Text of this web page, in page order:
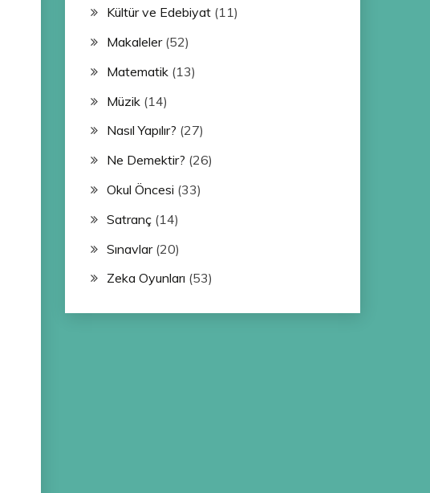
Kültür ve Edebiyat(11)
Makaleler(52)
Matematik(13)
Müzik(14)
Nasıl Yapılır? (27)
Ne Demektir? (26)
Okul Öncesi (33)
Satranç(14)
Sınavlar(20)
Zeka Oyunları (53)